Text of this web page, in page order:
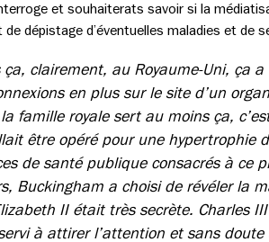
et souhaiterats savoir si la
dépistage d’éventuelles maladies et de
clairement, au Royaume-Uni, ça
en plus sur le site d’un
famille royale sert au moins ça,
être opéré pour une hypertrophie
de santé publique consacrés à ce
Buckingham a choisi de révéler la
II était très secrète. Charles
à attirer l’attention et sans